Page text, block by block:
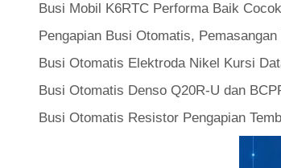
Busi Mobil K6RTC Performa Baik
Pengapian Busi Otomatis,
Busi Otomatis Elektroda Nikel Kursi
Busi Otomatis Denso Q20R-U dan
Busi Otomatis Resistor Pengapian